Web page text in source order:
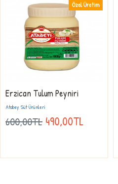
Özel Üretim
Atabey Süt Ürünleri
Erzican Tulum Peyniri
600,00TL 490,00TL